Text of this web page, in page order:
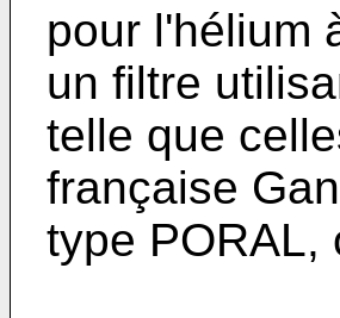
pour l'hélium
un filtre
telle que
française
type PORAL,